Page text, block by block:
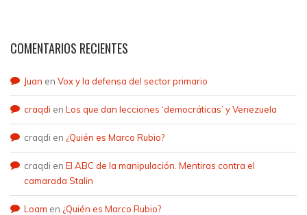
COMENTARIOS RECIENTES
Juan en Vox y la defensa del sector primario
craqdi en Los que dan lecciones ‘democráticas’ y Venezuela
craqdi en ¿Quién es Marco Rubio?
craqdi en El ABC de la manipulación. Mentiras contra el
camarada Stalin
Loam en ¿Quién es Marco Rubio?